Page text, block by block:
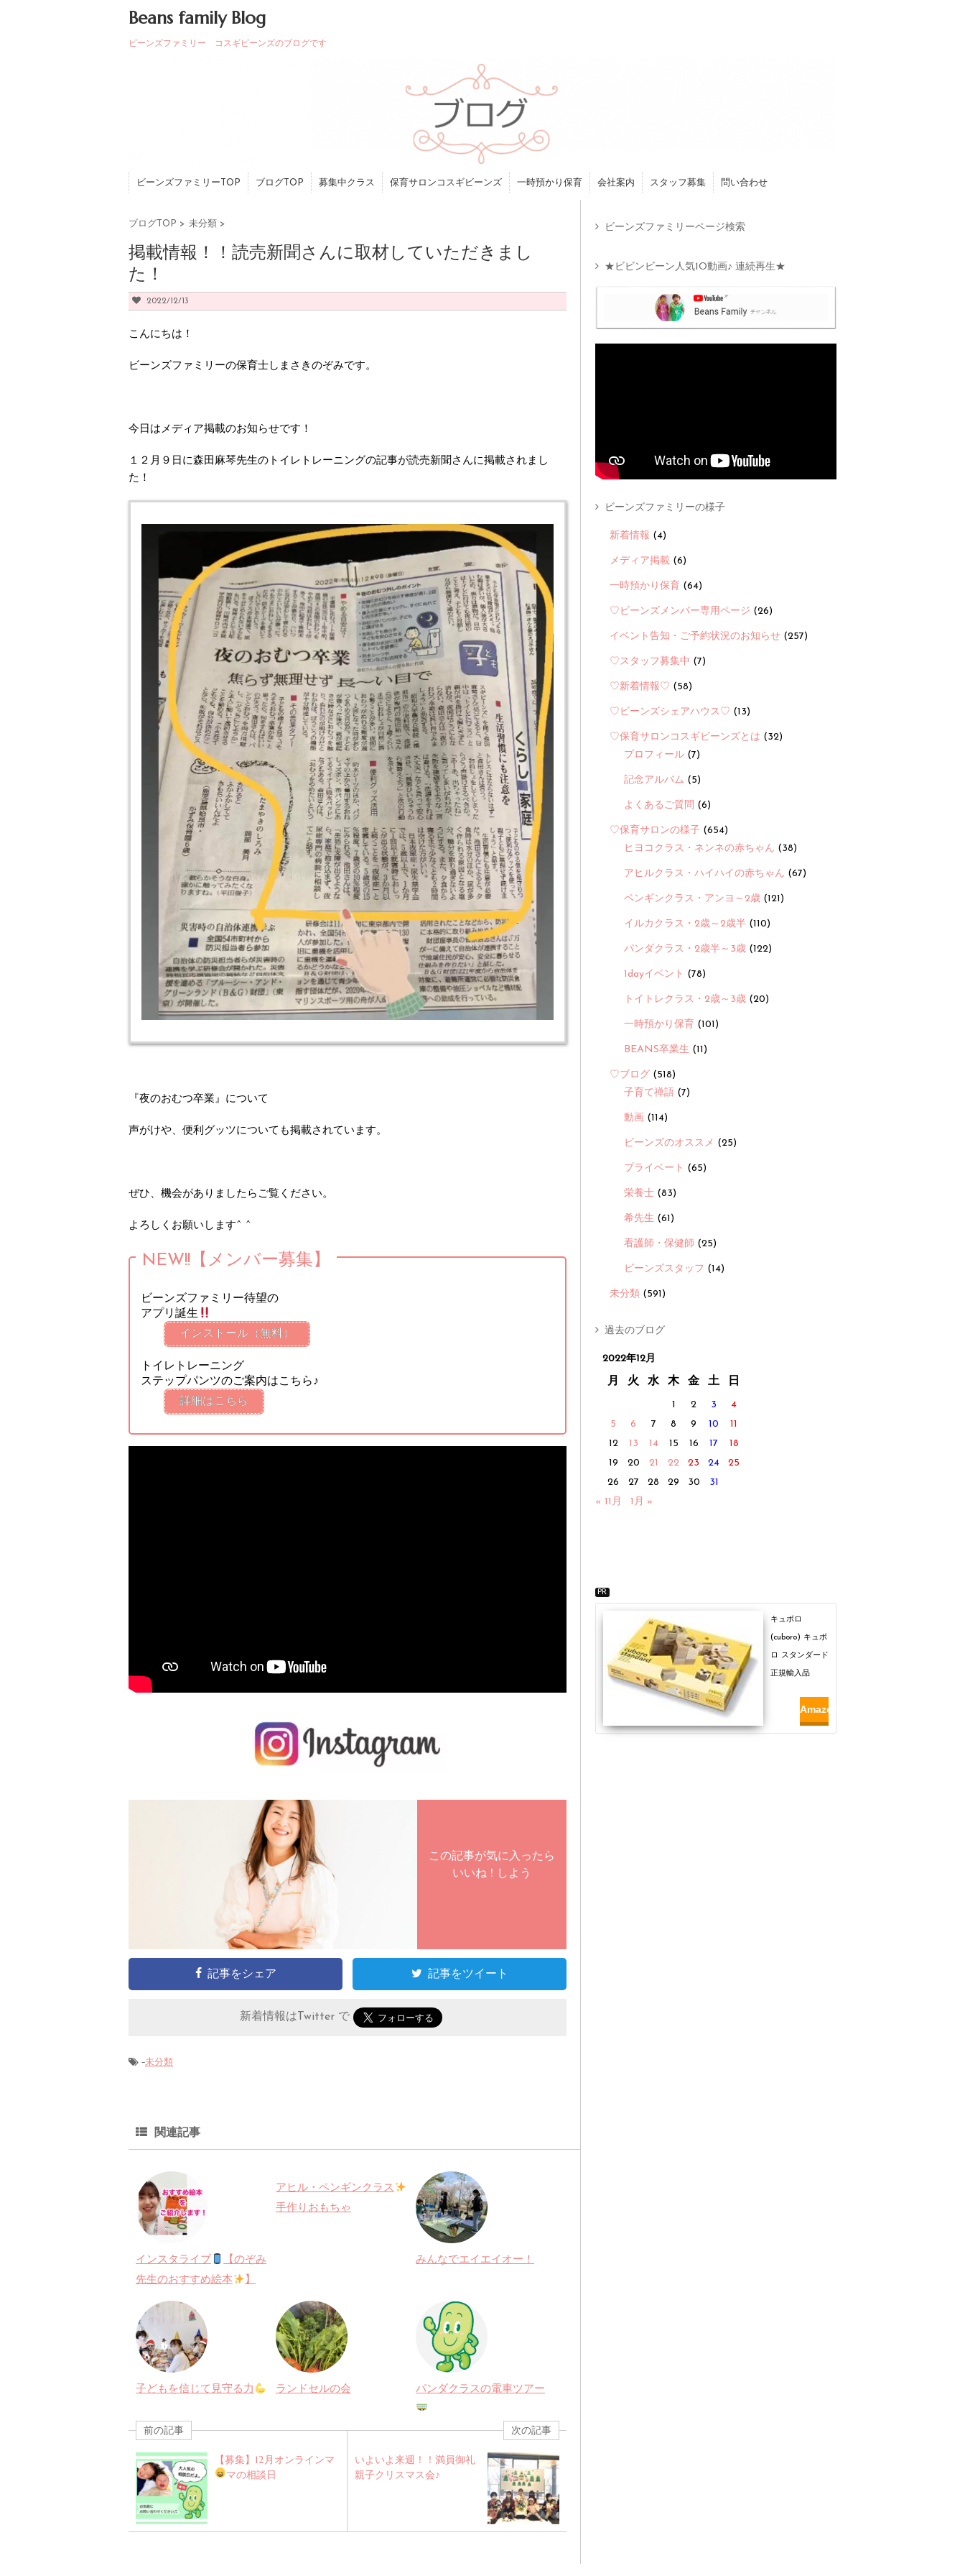
Beans family Blog
ビーンズファミリー コスギビーンズのブログです
ビーンズファミリーTOP ブログTOP 募集中クラス 保育サロンコスギビーンズ 一時預かり保育 会社案内 スタッフ募集 問い合わせ
ブログTOP > 未分類 >
掲載情報！！読売新聞さんに取材していただきまし
た！
2022/12/13
こんにちは！
ビーンズファミリーの保育士しまさきのぞみです。
今日はメディア掲載のお知らせです！
１２月９日に森田麻琴先生のトイレトレーニングの記事が読売新聞さんに掲載されまし
た！
『夜のおむつ卒業』について
声がけや、便利グッツについても掲載されています。
ぜひ、機会がありましたらご覧ください。
よろしくお願いします^ ^
NEW!!【メンバー募集】
ビーンズファミリー待望の
アプリ誕生
インストール（無料）
トイレトレーニング
ステップパンツのご案内はこちら♪
詳細はこちら
この記事が気に入ったら
いいね ! しよう
記事をシェア 記事をツイート
新着情報はTwitter で
-未分類
関連記事
インスタライブ
【のぞみ
先生のおすすめ絵本
】
アヒル・ペンギンクラス
手作りおもちゃ
みんなでエイエイオー！
子どもを信じて見守る力 ランドセルの会 パンダクラスの電車ツアー
前の記事
【募集】12月オンラインマ
マの相談日
次の記事
いよいよ来週！！満員御礼
親子クリスマス会♪
ビーンズファミリーページ検索
★ビビンビーン人気10動画♪ 連続再生★
ビーンズファミリーの様子
新着情報 (4)
メディア掲載 (6)
一時預かり保育 (64)
♡ビーンズメンバー専用ページ (26)
イベント告知・ご予約状況のお知らせ (257)
♡スタッフ募集中 (7)
♡新着情報♡ (58)
♡ビーンズシェアハウス♡ (13)
♡保育サロンコスギビーンズとは (32)
プロフィール (7)
記念アルバム (5)
よくあるご質問 (6)
♡保育サロンの様子 (654)
ヒヨコクラス・ネンネの赤ちゃん (38)
アヒルクラス・ハイハイの赤ちゃん (67)
ペンギンクラス・アンヨ～2歳 (121)
イルカクラス・2歳～2歳半 (110)
パンダクラス・2歳半～3歳 (122)
1dayイベント (78)
トイトレクラス・2歳～3歳 (20)
一時預かり保育 (101)
BEANS卒業生 (11)
♡ブログ (518)
子育て禅語 (7)
動画 (114)
ビーンズのオススメ (25)
プライベート (65)
栄養士 (83)
希先生 (61)
看護師・保健師 (25)
ビーンズスタッフ (14)
未分類 (591)
過去のブログ
2022年12月
月 火 水 木 金 土 日
1 2 3
4
5
6 7 8 9 10
11
12
13 14 15 16 17
18
19
20 21 22 23 24
25
26
27 28 29 30
31
« 11月
1月 »
PR
キュボロ
(cuboro) キュボ
ロ スタンダード
正規輸入品
Amazon